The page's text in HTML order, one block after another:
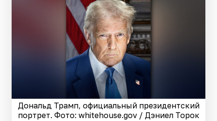
Дональд Трамп, официальный президентский
портрет. Фото: whitehouse.gov / Дэниел Торок